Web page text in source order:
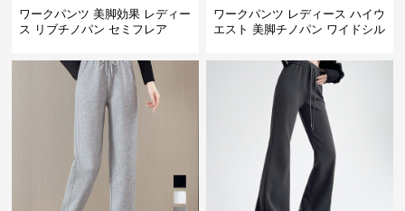
ワークパンツ 美脚効果 レディー
ス リブチノパン セミフレア
ワークパンツ レディース ハイウ
エスト 美脚チノパン ワイドシル